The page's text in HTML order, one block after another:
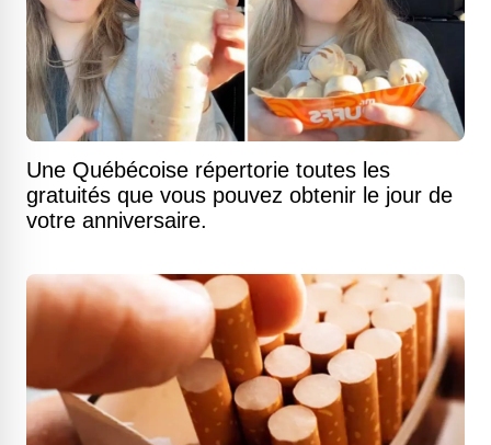
Une Québécoise répertorie toutes les
gratuités que vous pouvez obtenir le jour de
votre anniversaire.